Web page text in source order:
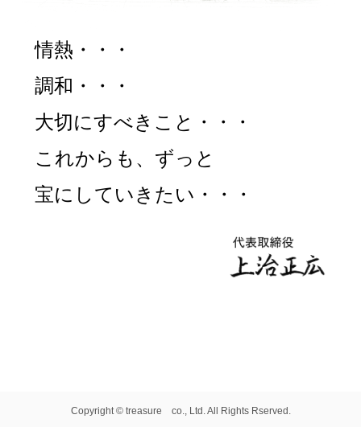
情熱・・・
調和・・・
大切にすべきこと・・・
これからも、ずっと
宝にしていきたい・・・
Copyright © treasure co., Ltd. All Rights Rserved.